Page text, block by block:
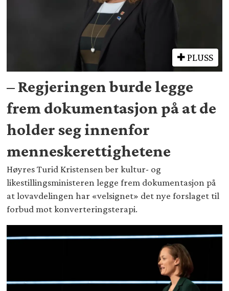
PLUSS
– Regjeringen burde legge
frem dokumentasjon på at de
holder seg innenfor
menneskerettighetene
Høyres Turid Kristensen ber kultur- og
likestillingsministeren legge frem dokumentasjon på
at lovavdelingen har «velsignet» det nye forslaget til
forbud mot konverteringsterapi.